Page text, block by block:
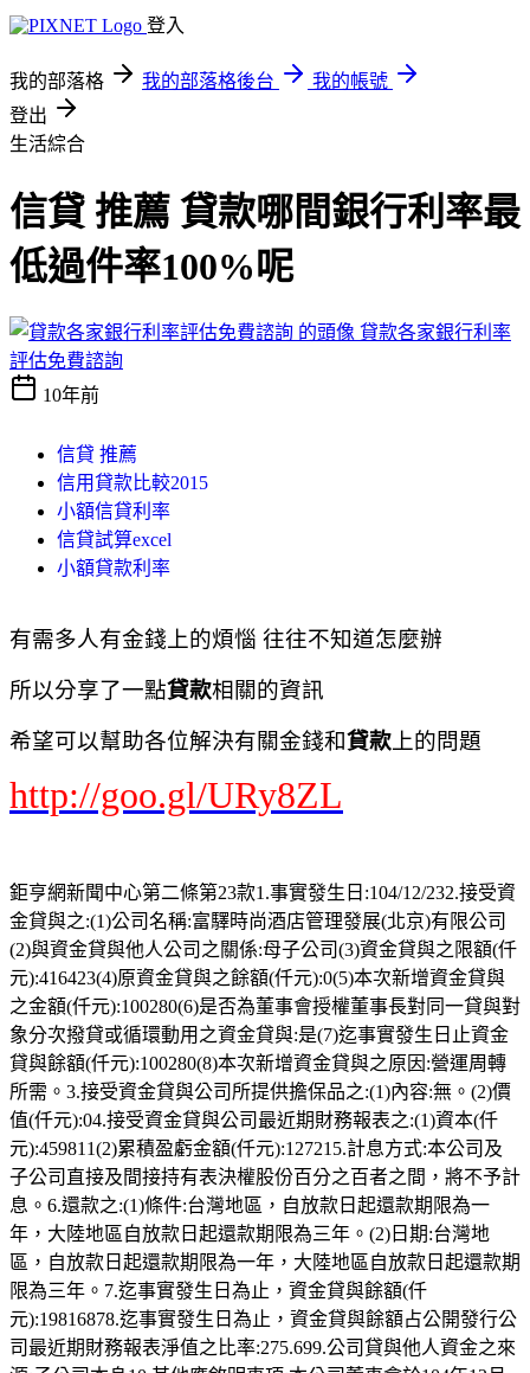
登入
我的部落格 我的部落格後台
我的帳號
登出
生活綜合
信貸 推薦 貸款哪間銀行利率最
低過件率100%呢
貸款各家銀行利率
評估免費諮詢
10年前
信貸 推薦
信用貸款比較2015
小額信貸利率
信貸試算excel
小額貸款利率
有需多人有金錢上的煩惱 往往不知道怎麼辦
所以分享了一點貸款相關的資訊
希望可以幫助各位解決有關金錢和貸款 上的問題
http://goo.gl/URy8ZL
鉅亨網新聞中心第二條第23款1.事實發生日:104/12/232.接受資
金貸與之:(1)公司名稱:富驛時尚酒店管理發展(北京)有限公司
(2)與資金貸與他人公司之關係:母子公司(3)資金貸與之限額(仟
元):416423(4)原資金貸與之餘額(仟元):0(5)本次新增資金貸與
之金額(仟元):100280(6)是否為董事會授權董事長對同一貸與對
象分次撥貸或循環動用之資金貸與:是(7)迄事實發生日止資金
貸與餘額(仟元):100280(8)本次新增資金貸與之原因:營運周轉
所需。3.接受資金貸與公司所提供擔保品之:(1)內容:無。(2)價
值(仟元):04.接受資金貸與公司最近期財務報表之:(1)資本(仟
元):459811(2)累積盈虧金額(仟元):127215.計息方式:本公司及
子公司直接及間接持有表決權股份百分之百者之間，將不予計
息。6.還款之:(1)條件:台灣地區，自放款日起還款期限為一
年，大陸地區自放款日起還款期限為三年。(2)日期:台灣地
區，自放款日起還款期限為一年，大陸地區自放款日起還款期
限為三年。7.迄事實發生日為止，資金貸與餘額(仟
元):19816878.迄事實發生日為止，資金貸與餘額占公開發行公
司最近期財務報表淨值之比率:275.699.公司貸與他人資金之來